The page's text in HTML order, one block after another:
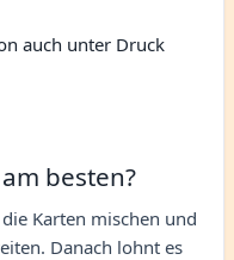
auch unter Druck
besten?
Karten mischen und
Danach lohnt es